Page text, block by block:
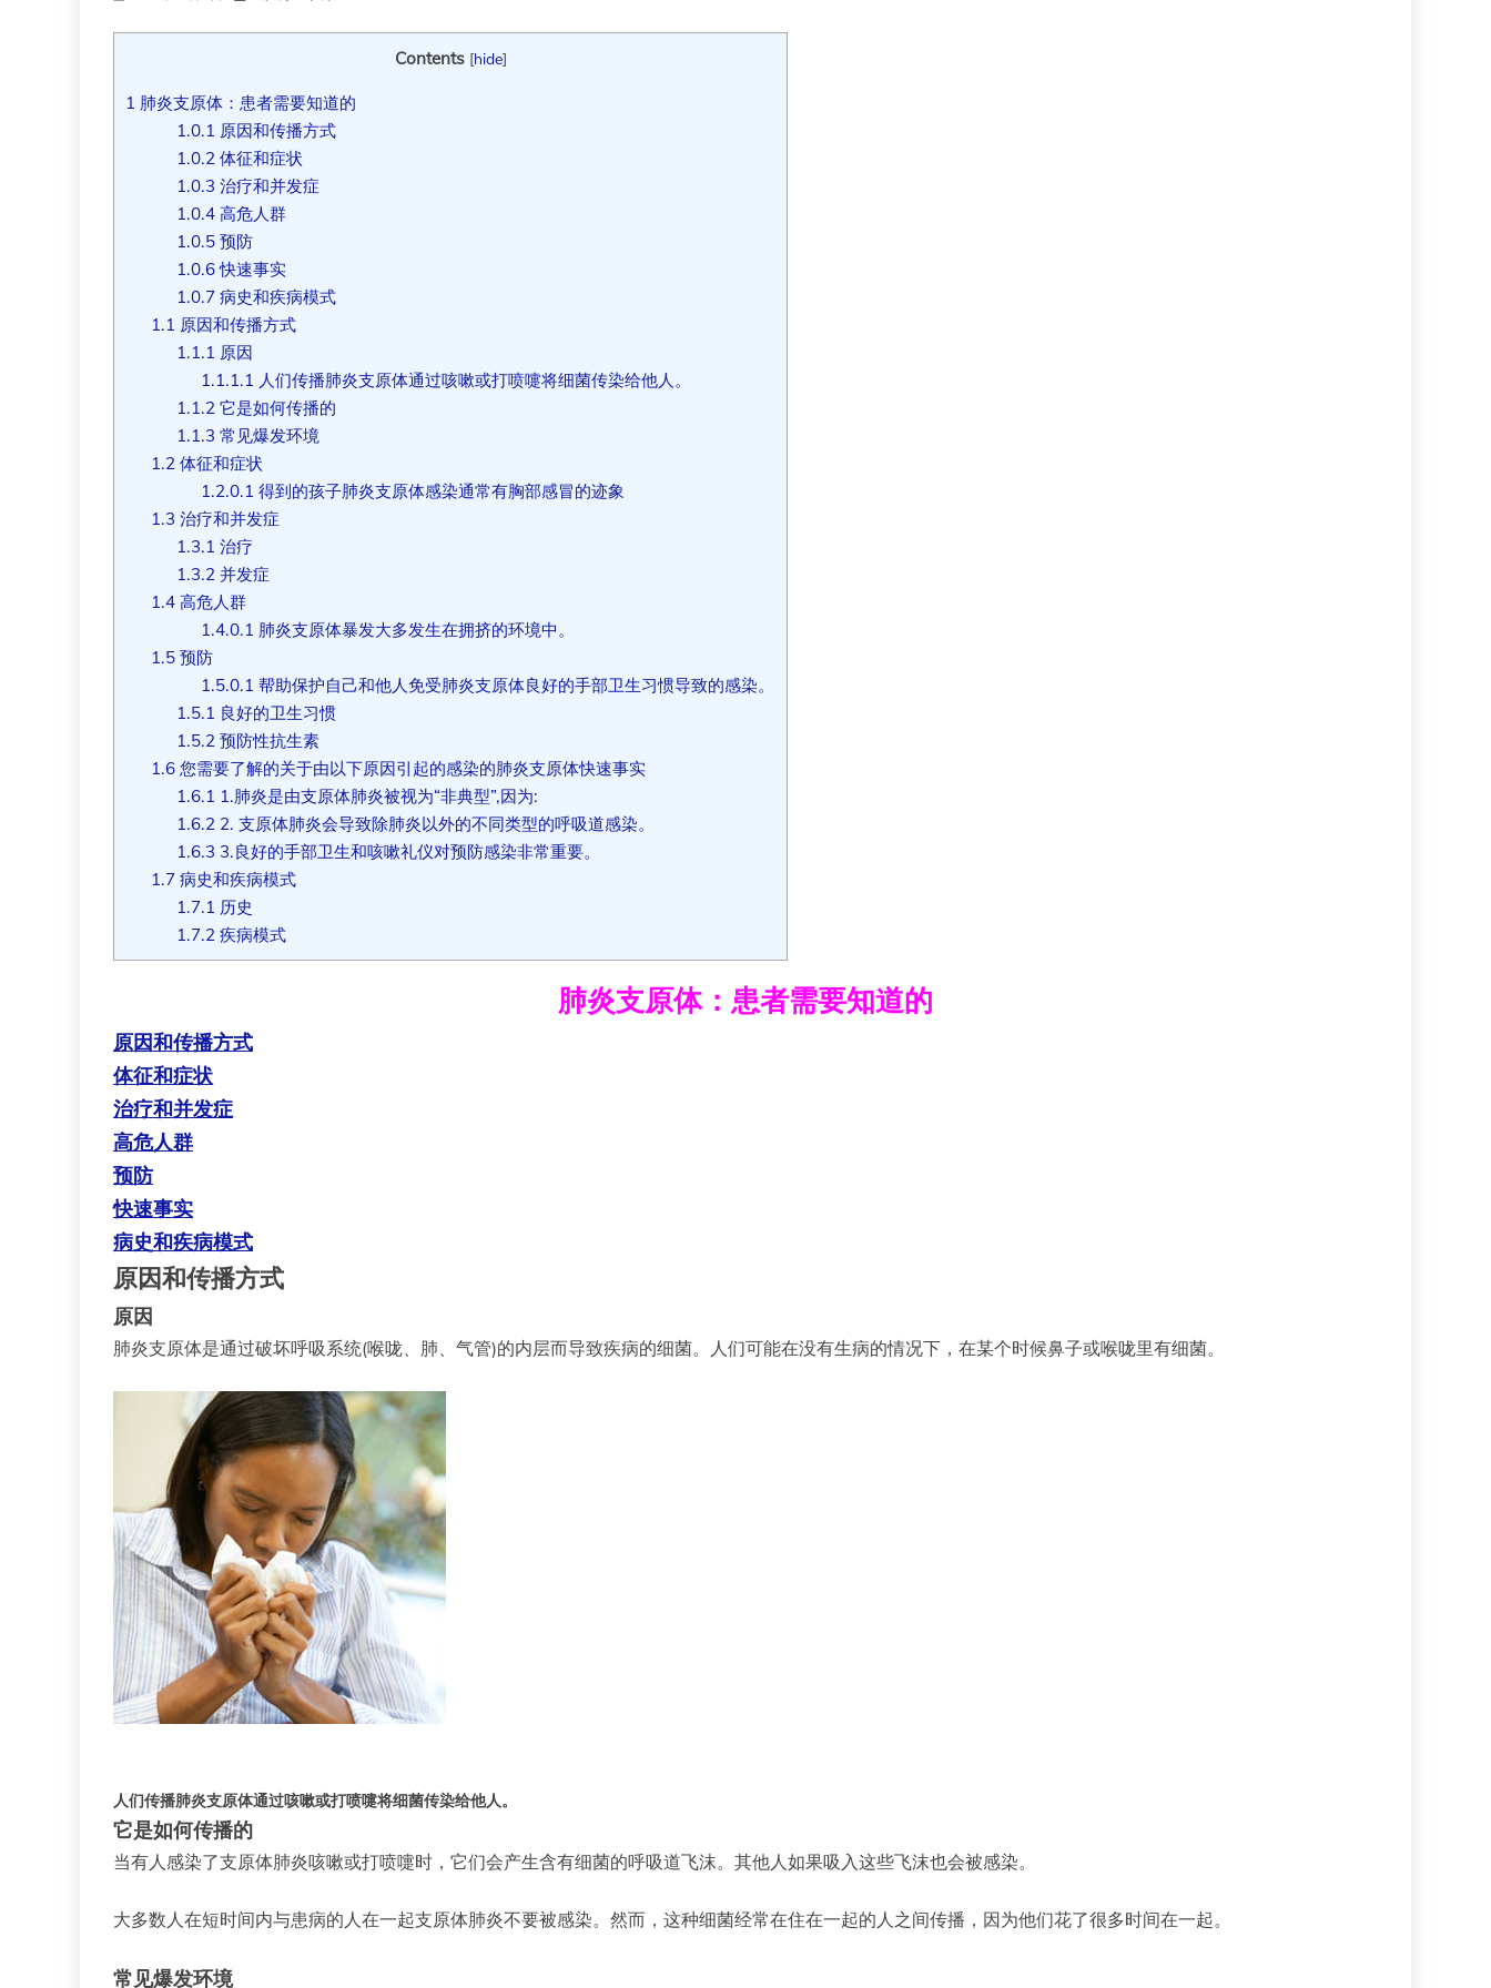
Contents [hide]
1 肺炎支原体：患者需要知道的
1.0.1 原因和传播方式
1.0.2体征和症状
1.0.3 治疗和并发症
1.0.4高危人群
1.0.5预防
1.0.6快速事实
1.0.7病史和疾病模式
1.1 原因和传播方式
1.1.1 原因
1.1.1.1 人们传播肺炎支原体通过咳嗽或打喷嚏将细菌传染给他人。
1.1.2它是如何传播的
1.1.3 常见爆发环境
1.2体征和症状
1.2.0.1 得到的孩子肺炎支原体感染通常有胸部感冒的迹象
1.3 治疗和并发症
1.3.1 治疗
1.3.2并发症
1.4高危人群
1.4.0.1 肺炎支原体暴发大多发生在拥挤的环境中。
1.5预防
1.5.0.1 帮助保护自己和他人免受肺炎支原体良好的手部卫生习惯导致的感染。
1.5.1 良好的卫生习惯
1.5.2预防性抗生素
1.6您需要了解的关于由以下原因引起的感染的肺炎支原体快速事实
1.6.1 1.肺炎是由支原体肺炎被视为“非典型”,因为:
1.6.22. 支原体肺炎会导致除肺炎以外的不同类型的呼吸道感染。
1.6.3 3.良好的手部卫生和咳嗽礼仪对预防感染非常重要。
1.7病史和疾病模式
1.7.1 历史
1.7.2疾病模式
肺炎支原体：患者需要知道的
原因和传播方式
体征和症状
治疗和并发症
高危人群
预防
快速事实
病史和疾病模式
原因和传播方式
原因
肺炎支原体是通过破坏呼吸系统(喉咙、肺、气管)的内层而导致疾病的细菌。人们可能在没有生病的情况下，在某个时候鼻子或喉咙里有细菌。
人们传播肺炎支原体通过咳嗽或打喷嚏将细菌传染给他人。
它是如何传播的
当有人感染了支原体肺炎咳嗽或打喷嚏时，它们会产生含有细菌的呼吸道飞沫。其他人如果吸入这些飞沫也会被感染。
大多数人在短时间内与患病的人在一起支原体肺炎不要被感染。然而，这种细菌经常在住在一起的人之间传播，因为他们花了很多时间在一起。
常见爆发环境